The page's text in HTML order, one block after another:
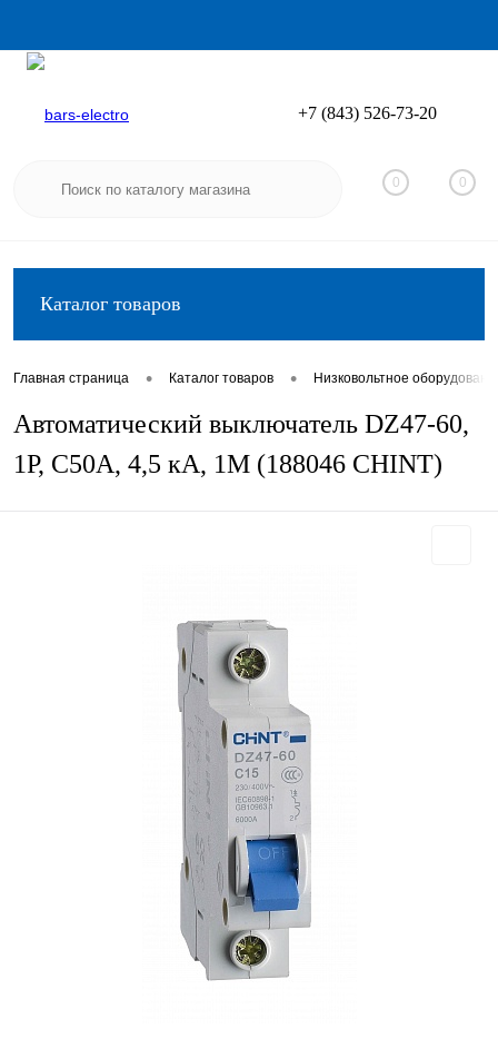
Вход
+7 (843) 526-73-20
0 0
Каталог товаров
Главная страница • Каталог товаров • Низковольтное
Автоматический выключатель DZ47-60,
1P, C50А, 4,5 кА, 1М (188046 CHINT)